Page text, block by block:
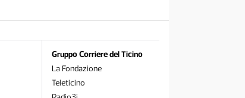
Gruppo Corriere del Ticino
La Fondazione
Teleticino